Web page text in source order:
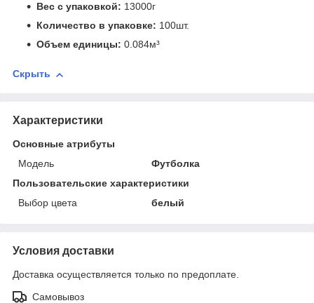
Вес с упаковкой: 13000г
Количество в упаковке: 100шт.
Объем единицы: 0.084м³
Скрыть
Характеристики
Основные атрибуты
Мoдель
Футболка
Пользовательские характеристики
Выбор цвета
белый
Условия доставки
Доставка осуществляется только по предоплате.
Самовывоз